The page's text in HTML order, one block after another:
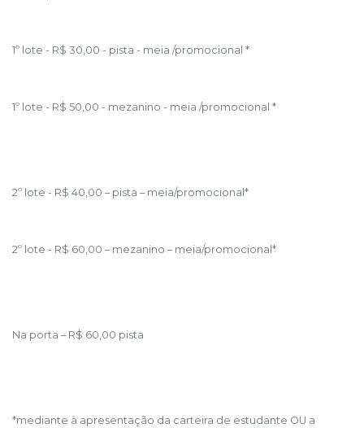
1º lote - R$ 30,00 - pista - meia /promocional *
1º lote - R$ 50,00 - mezanino - meia /promocional *
2º lote - R$ 40,00 – pista – meia/promocional*
2º lote - R$ 60,00 – mezanino – meia/promocional*
Na porta – R$ 60,00 pista
*mediante à apresentação da carteira de estudante OU a